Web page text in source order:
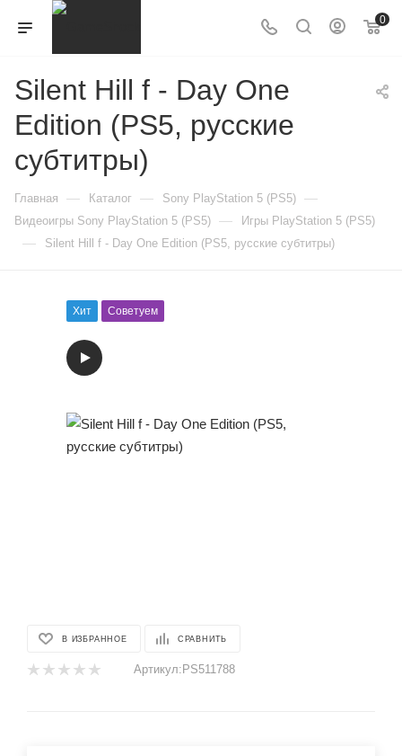
0
Silent Hill f - Day One
Edition (PS5, русские
субтитры)
Главная — Каталог — Sony PlayStation 5 (PS5) —
Видеоигры Sony PlayStation 5 (PS5) — Игры PlayStation 5 (PS5)
— Silent Hill f - Day One Edition (PS5, русские субтитры)
Хит Советуем
В ИЗБРАННОЕ СРАВНИТЬ
Артикул: PS511788